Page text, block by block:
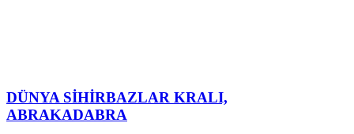
DÜNYA SİHİRBAZLAR KRALI,
ABRAKADABRA